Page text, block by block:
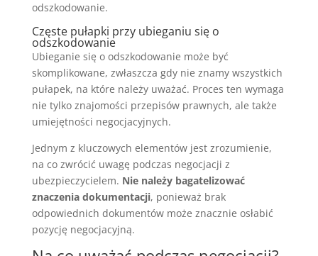
odszkodowanie.
Częste pułapki przy ubieganiu się o
odszkodowanie
Ubieganie się o odszkodowanie może być
skomplikowane, zwłaszcza gdy nie znamy wszystkich
pułapek, na które należy uważać. Proces ten wymaga
nie tylko znajomości przepisów prawnych, ale także
umiejętności negocjacyjnych.
Jednym z kluczowych elementów jest zrozumienie,
na co zwrócić uwagę podczas negocjacji z
ubezpieczycielem. Nie należy bagatelizować
znaczenia dokumentacji, ponieważ brak
odpowiednich dokumentów może znacznie osłabić
pozycję negocjacyjną.